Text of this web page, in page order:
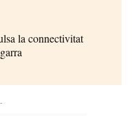
la connectivitat